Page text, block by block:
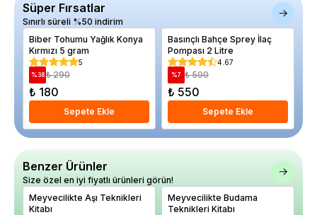
Süper Fırsatlar
Sınırlı süreli %50 indirim
Biber Tohumu Yağlık Konya
Kırmızı 5 gram
5
%38 ₺ 290
₺ 180
Sepete Ekle
Basınçlı Bahçe Sprey İlaç
Pompası 2 Litre
4.67
%7 ₺ 590
₺ 550
Sepete Ekle
Benzer Ürünler
Size özel en iyi fiyatlı ürünleri görün!
Meyvecilikte Aşı Teknikleri
Kitabı
Meyvecilikte Budama
Teknikleri Kitabı